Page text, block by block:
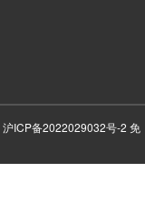
沪ICP备2022029032号-2 免